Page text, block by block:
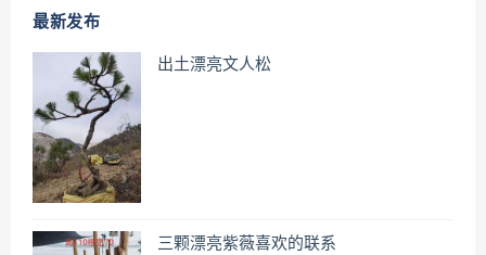
最新发布
出土漂亮文人松
三颗漂亮紫薇喜欢的联系